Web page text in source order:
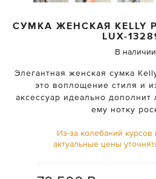
СУМКА ЖЕНСКАЯ KELLY
LUX-
В наличии
Элегантная женская сумка
это воплощение стиля и
аксессуар идеально
ему нотку
Из-за колебаний курсов
актуальные цены